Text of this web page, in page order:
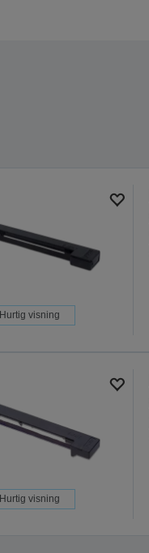
Hurtig visning
Hurtig visning